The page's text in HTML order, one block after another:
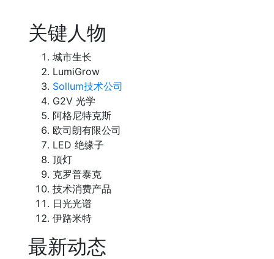
关键人物
城市生长
LumiGrow
Sollum技术公司
G2V 光学
阿格尼特克斯
欧司朗有限公司
LED 绝缘子
顶灯
克罗普泰克
技术消费产品
日光光谱
伊路米特
最新动态